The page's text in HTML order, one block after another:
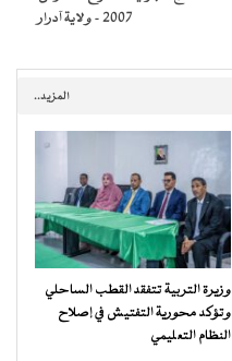
2007 – ولاية آدرار
المزيد..
وزيرة التربية تتفقد القطب الساحلي
وتؤكد محورية التفتيش في إصلاح
النظام التعليمي